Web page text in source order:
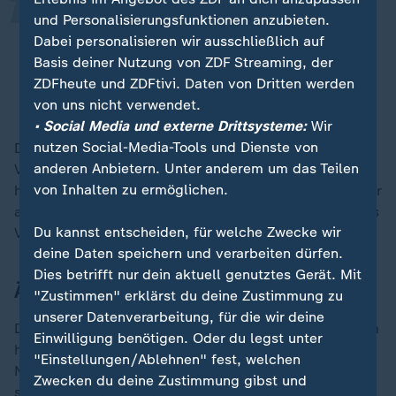
Es wurden zwei Bronchoskopien
durchgeführt, bei denen reichlich
Sekret abgesaugt werden musste.
Die Nacht zum Dienstag verlief nach Angaben des
Vatikans ohne zusätzliche Komplikationen. "Der Papst
hat die ganze Nacht geschlafen, nun ruht er sich weiter
aus", hieß es am Morgen in einer kurzen Mitteilung des
Vatikans.
Ärzte halten sich mit Prognose zurück
Das Oberhaupt der katholischen Kirche
wird seit einem
halben Monat in der Gemelli-Klinik in Rom behandelt.
Nach Angaben der Ärzte leidet er an einer beidseitigen
schweren Lungenentzündung. Seit seiner Einlieferung
und Personalisierungsfunktionen anzubieten.
Dabei personalisieren wir ausschließlich auf
Basis deiner Nutzung von ZDF Streaming, der
ZDFheute und ZDFtivi. Daten von Dritten werden
von uns nicht verwendet.
• Social Media und externe Drittsysteme:Wir
nutzen Social-Media-Tools und Dienste von
anderen Anbietern. Unter anderem um das Teilen
von Inhalten zu ermöglichen.
Du kannst entscheiden, für welche Zwecke wir
deine Daten speichern und verarbeiten dürfen.
Dies betrifft nur dein aktuell genutztes Gerät. Mit
"Zustimmen" erklärst du deine Zustimmung zu
unserer Datenverarbeitung, für die wir deine
Einwilligung benötigen. Oder du legst unter
"Einstellungen/Ablehnen" fest, welchen
Zwecken du deine Zustimmung gibst und